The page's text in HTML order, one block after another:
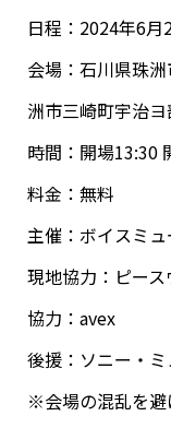
日程：2024年6月
会場：石川県珠
洲市三崎町宇治ヨ
時間：開場13:30
料金：無料
主催：ボイスミ
現地協力：ピー
協力：avex
後援：ソニー・
※会場の混乱を避